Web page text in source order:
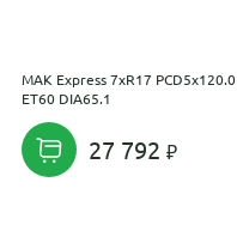
MAK Express 7xR17 PCD5x120.0
ET60 DIA65.1
27 792